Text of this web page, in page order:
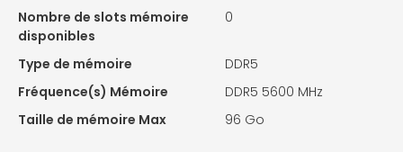
Nombre de slots mémoire
disponibles
0
Type de mémoire
DDR5
Fréquence(s) Mémoire
DDR5 5600 MHz
Taille de mémoire Max
96 Go